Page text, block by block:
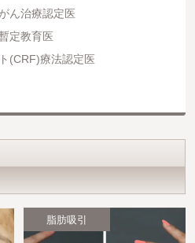
ん治療認定医
定教育医
(CRF)療法認定医
脂肪吸引